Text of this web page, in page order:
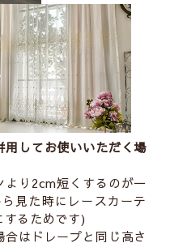
してお使いいただく場
より2cm短くするのが一
見た時にレースカーテ
するためです)
はドレープと同じ高さ